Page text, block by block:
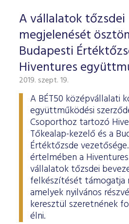
A vállalatok tőzsdei
megjelenését
Budapesti
Hiventures
2019. szept. 19.
A BÉT50 középvállalati
együttműködési
Csoporthoz tartozó
Tőkealap-kezelő és a
Értéktőzsde
értelmében a
vállalatok tőzsdei
felkészítését támogatja
amelyek nyilvános
keresztül szeretnének
élni.